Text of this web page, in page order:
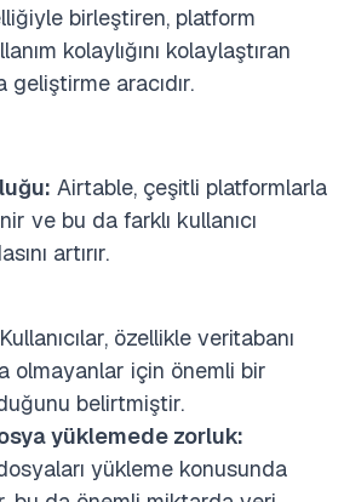
birleştiren, platform
kolaylığını kolaylaştıran
aracıdır.
Airtable, çeşitli platformlarla
ve bu da farklı kullanıcı
artırır.
Kullanıcılar, özellikle veritabanı
olmayanlar için önemli bir
belirtmiştir.
yüklemede zorluk:
yükleme konusunda